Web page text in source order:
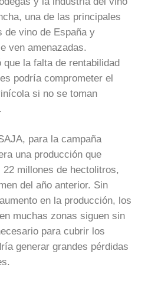
una de las principales
de vino de España y
ven amenazadas.
la falta de rentabilidad
podría comprometer el
si no se toman
para la campaña
una producción que
millones de hectolitros,
del año anterior. Sin
en la producción, los
muchas zonas siguen sin
para cubrir los
generar grandes pérdidas